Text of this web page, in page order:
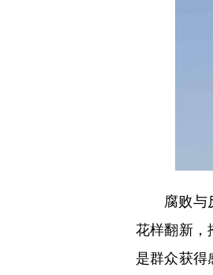
腐败与反
花样翻新，
是群众获得